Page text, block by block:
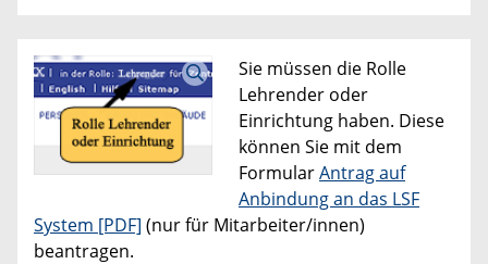
Sie müssen die Rolle
Lehrender oder
Einrichtung haben. Diese
können Sie mit dem
FormularAntrag auf
Anbindung an das LSF
System [PDF] (nur für Mitarbeiter/innen)
beantragen.